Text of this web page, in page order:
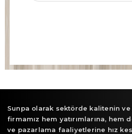
Sunpa olarak sektörde kalitenin
firmamız hem yatırımlarına, hem
ve pazarlama faaliyetlerine hız